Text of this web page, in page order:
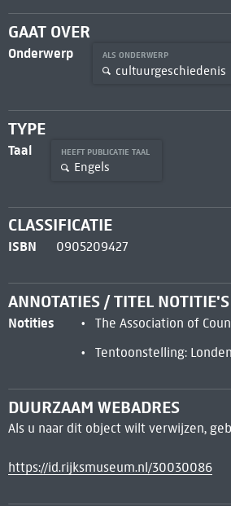
GAAT OVER
Onderwerp ALS ONDERWERP
cultuurgeschiedenis
TYPE
Taal HEEFT PUBLICATIE TAAL
Engels
CLASSIFICATIE
ISBN 0905209427
ANNOTATIES / TITEL NOTITIE'S
Notities
The Association of
Tentoonstelling:
DUURZAAM WEBADRES
Als u naar dit object wilt verwijzen,
https://id.rijksmuseum.nl/30030086